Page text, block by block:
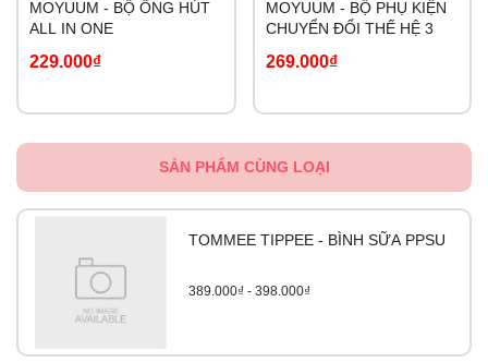
MOYUUM - BỘ ỐNG HÚT
ALL IN ONE
229.000₫
MOYUUM - BỘ PHỤ KIỆN
CHUYỂN ĐỔI THẾ HỆ 3
269.000₫
SẢN PHẨM CÙNG LOẠI
TOMMEE TIPPEE - BÌNH SỮA PPSU
389.000₫ - 398.000₫